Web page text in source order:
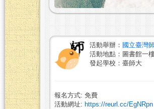
活動舉辦： 國立臺灣
活動地點：圖書館一
發起學校：臺師大
報名方式: 免費
活動網址: https://reurl.cc/EgNRpn